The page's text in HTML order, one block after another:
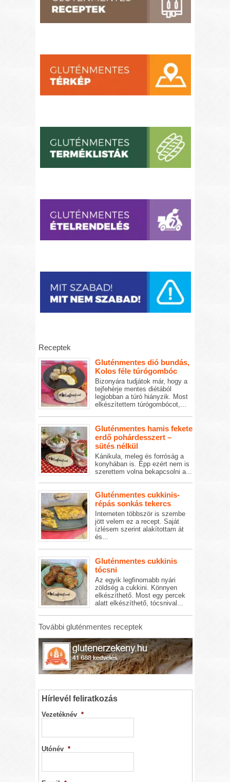
Receptek
Gluténmentes dió bundás,
Kolos féle túrógombóc
Bizonyára tudjátok már, hogy a
tejfehérje mentes diétából
legjobban a túró hiányzik. Most
elkészítettem túrógombócot,...
Gluténmentes hamis fekete
erdő pohárdesszert –
sütés nélkül
Kánikula, meleg és forróság a
konyhában is. Épp ezért nem is
szerettem volna bekapcsolni a...
Gluténmentes cukkinis-
répás sonkás tekercs
Interneten többször is szembe
jött velem ez a recept. Saját
ízlésem szerint alakítottam át
és...
Gluténmentes cukkinis
tócsni
Az egyik legfinomabb nyári
zöldség a cukkini. Könnyen
elkészíthető. Most egy percek
alatt elkészíthető, tócsnival...
További gluténmentes receptek
Hírlevél feliratkozás
Vezetéknév *
Utónév *